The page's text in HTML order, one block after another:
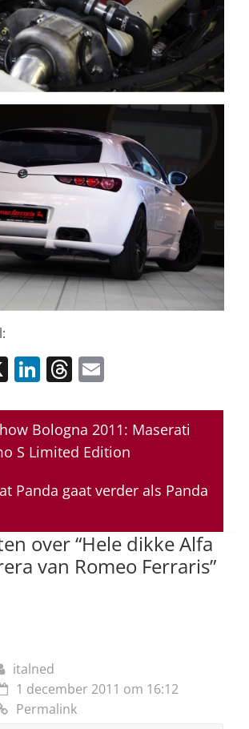
X Li
n
k
e
n
T
h
re
a
s
ai
l
Bologna 2011: Maserati
S Limited Edition
Panda gaat verder als Panda
over “Hele dikke Alfa
van Romeo Ferraris”
italned
1 december 2011 om 16:12
Permalink